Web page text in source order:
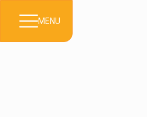
MENU